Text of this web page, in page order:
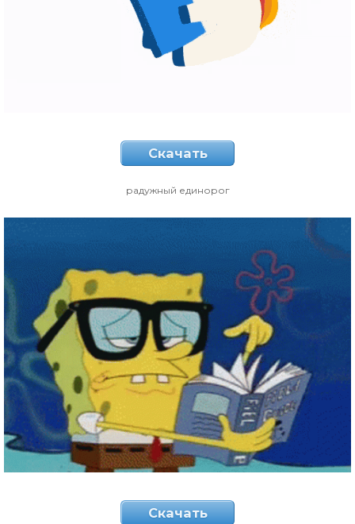
Скачать
радужный единорог
Скачать